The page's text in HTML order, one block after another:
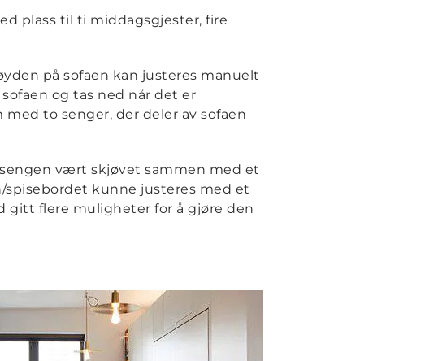
plass til ti middagsgjester, fire
på sofaen kan justeres manuelt
og tas ned når det er
to senger, der deler av sofaen
vært skjøvet sammen med et
spisebordet kunne justeres med et
gitt flere muligheter for å gjøre den